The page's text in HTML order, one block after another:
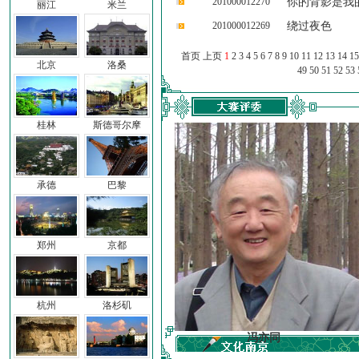
丽江
北京
桂林
承德
郑州
杭州
米兰
洛桑
斯德哥尔摩
巴黎
京都
洛杉矶
201000012269 绕过夜色
首页 上页 1 2 3 4 5 6 7 8 9 10 11 12 13 14 15
49 50 51 52 53
车前子 冯亦同